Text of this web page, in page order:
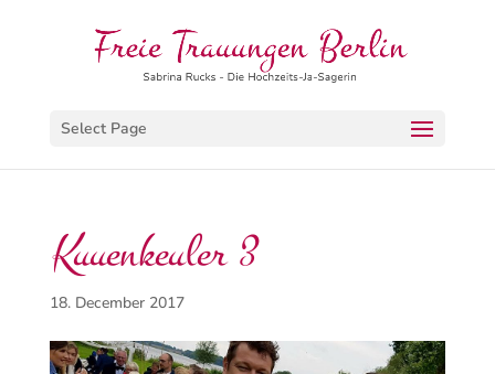
Select Page
Kuuenkeuler 3
18. December 2017